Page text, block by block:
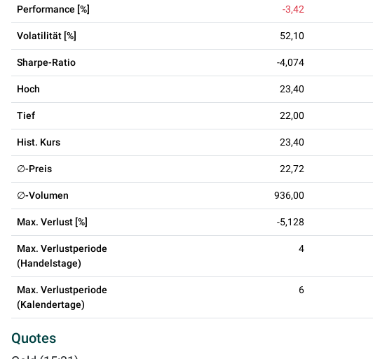
Performance [%] -3,42
Volatilität [%] 52,10
Sharpe-Ratio -4,074
Hoch 23,40
Tief 22,00
Hist. Kurs 23,40
∅-Preis 22,72
∅-Volumen 936,00
Max. Verlust [%] -5,128
Max. Verlustperiode
(Handelstage)
4
Max. Verlustperiode
(Kalendertage)
6
Quotes